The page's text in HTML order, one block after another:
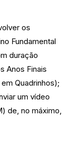
os
Fundamental
duração
Anos Finais
Quadrinhos);
um vídeo
de, no máximo,